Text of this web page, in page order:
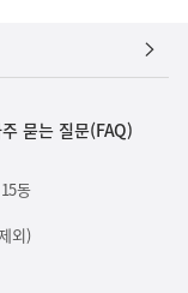
묻는 질문(FAQ)
동
외)